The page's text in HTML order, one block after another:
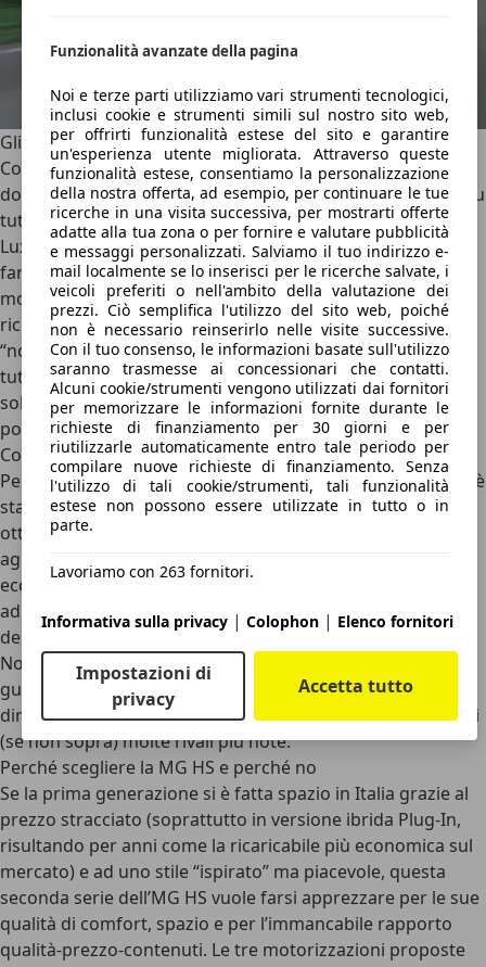
Funzionalità avanzate della pagina
Noi e terze parti utilizziamo vari strumenti tecnologici,
inclusi cookie e strumenti simili sul nostro sito web,
per offrirti funzionalità estese del sito e garantire
un'esperienza utente migliorata. Attraverso queste
funzionalità estese, consentiamo la personalizzazione
della nostra offerta, ad esempio, per continuare le tue
ricerche in una visita successiva, per mostrarti offerte
adatte alla tua zona o per fornire e valutare pubblicità
e messaggi personalizzati. Salviamo il tuo indirizzo e-
mail localmente se lo inserisci per le ricerche salvate, i
veicoli preferiti o nell'ambito della valutazione dei
prezzi. Ciò semplifica l'utilizzo del sito web, poiché
non è necessario reinserirlo nelle visite successive.
Con il tuo consenso, le informazioni basate sull'utilizzo
saranno trasmesse ai concessionari che contatti.
Alcuni cookie/strumenti vengono utilizzati dai fornitori
per memorizzare le informazioni fornite durante le
richieste di finanziamento per 30 giorni e per
riutilizzarle automaticamente entro tale periodo per
compilare nuove richieste di finanziamento. Senza
l'utilizzo di tali cookie/strumenti, tali funzionalità
estese non possono essere utilizzate in tutto o in
parte.
Lavoriamo con 263 fornitori.
Informativa sulla privacy | Colophon | Elenco fornitori
Impostazioni di
privacy
Accetta tutto
Gli ADAS e la sicurezza
Come anticipato, quindi, tutte le HS hanno un’ottima
dotazione di sicurezza, con ilpacchetto MG Pilot di serie su
tutti gli allestimenti, sia Comfort (quello d’accesso) che
Luxury (il più ricco). Su tutte le versioni, infatti, troviamo i
fari full LED, il mantenitore di corsia, il sensore per il
monitoraggio dell’angolo cieco, la frenata automatica, il
riconoscitore dei segnali stradali e il Cruise Control,
“normale” sulle varianti con cambio manuale e Adattivo su
tutte le HS automatiche. La variante Luxury aggiunge
solamente i sensori di parcheggio anteriori (di serie solo
posteriori) e il sistema di telecamere a 360 gradi (la
Comfort si “accontenta” di quelli solo posteriori).
Per quanto riguarda, invece, la sicurezza passiva, l’MG HS è
stata testata dall’ente indipendenteEuroNCAPe ha
ottenuto il massimo voto possibile, portandosi a casa le
agognate
eccellente il voto ottenuto nella protezione dei passeggeri
adulti (90%), e ottimi anche quelli in merito alla protezione
dei bambini (85%) e degli utenti deboli della strada (83%).
Non eccelso, invece, il voto per i sistemi di assistenza alla
guida, chiusi al 74%. In ogni caso, questi risultati
dimostrano che la HS è un’auto decisamente sicura, al pari
(se non sopra) molte rivali più note.
Perché scegliere la MG HS e perché no
Se la prima generazione si è fatta spazio in Italia grazie al
prezzo stracciato (soprattutto in versione ibrida Plug-In,
risultando per anni come la ricaricabile più economica sul
mercato) e ad uno stile “ispirato” ma piacevole, questa
seconda serie dell’MG HS vuole farsi apprezzare per le sue
qualità di comfort, spazio e per l’immancabile rapporto
qualità-prezzo-contenuti. Le tre motorizzazioni proposte